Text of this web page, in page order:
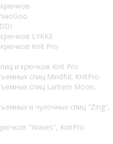
LYKKE
Knit Pro
и крючков Knit Pro
спиц Mindful, KnitPro
спиц Lantern Moon,
и чулочных спиц "Zing",
"Waves", KnitPro